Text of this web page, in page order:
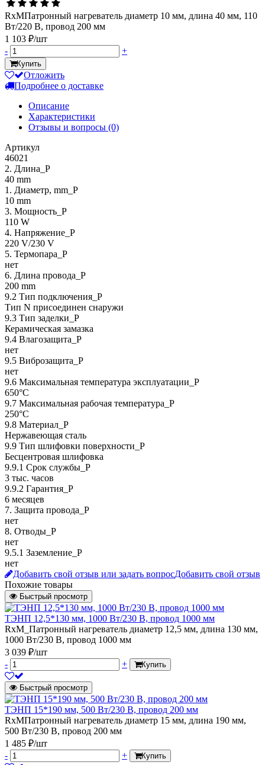
RxMПатронный нагреватель диаметр 10 мм, длина 40 мм, 110
Вт/220 В, провод 200 мм
1 103 ₽/шт
-
+
Купить
Отложить
Подробнее о доставке
Описание
Характеристики
Отзывы и вопросы (0)
Артикул
46021
2. Длина_P
40 mm
1. Диаметр, mm_P
10 mm
3. Мощность_P
110 W
4. Напряжение_P
220 V/230 V
5. Термопара_P
нет
6. Длина провода_P
200 mm
9.2 Тип подключения_P
Тип N присоединен снаружи
9.3 Тип заделки_Р
Керамическая замазка
9.4 Влагозащита_Р
нет
9.5 Виброзащита_Р
нет
9.6 Максимальная температура эксплуатации_Р
650°C
9.7 Максимальная рабочая температура_Р
250°C
9.8 Материал_Р
Нержавеющая сталь
9.9 Тип шлифовки поверхности_Р
Бесцентровая шлифовка
9.9.1 Срок службы_Р
3 тыс. часов
9.9.2 Гарантия_Р
6 месяцев
7. Защита провода_P
нет
8. Отводы_P
нет
9.5.1 Заземление_P
нет
Добавить свой отзыв или задать вопросДобавить свой отзыв
Похожие товары
Быстрый просмотр
ТЭНП 12,5*130 мм, 1000 Вт/230 В, провод 1000 мм
RxM_Патронный нагреватель диаметр 12,5 мм, длина 130 мм,
1000 Вт/230 В, провод 1000 мм
3 039 ₽/шт
-
+ Купить
Быстрый просмотр
ТЭНП 15*190 мм, 500 Вт/230 В, провод 200 мм
RxMПатронный нагреватель диаметр 15 мм, длина 190 мм,
500 Вт/230 В, провод 200 мм
1 485 ₽/шт
-
+ Купить